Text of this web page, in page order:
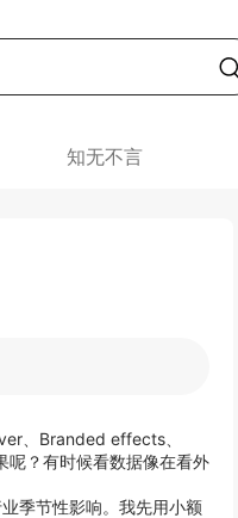
知无不言
、Branded effects、
？有时候看数据像在看外
季节性影响。我先用小额